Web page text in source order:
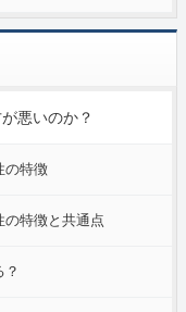
悪いのか？
の特徴
の特徴と共通点